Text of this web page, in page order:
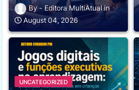
Editora MultiAtual
August 04, 2026
UNCATEGORIZED